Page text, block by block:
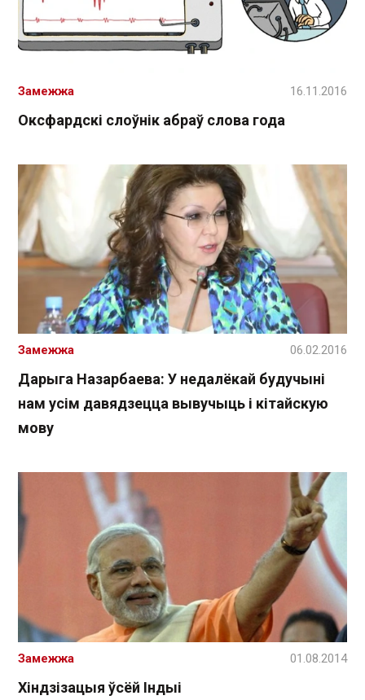
Оксфардскі слоўнік абраў слова года
Замежжа 16.11.2016
Дарыга Назарбаева: У недалёкай будучыні
нам усім давядзецца вывучыць і кітайскую
мову
Замежжа 06.02.2016
Хіндзізацыя ўсёй Індыі
Замежжа 01.08.2014